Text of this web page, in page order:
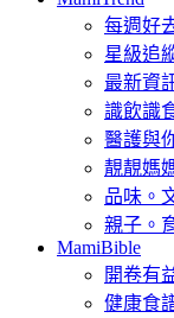
每週好
星級追
最新資
識飲識
醫護與
靚靚媽
品味。
親子。
MamiBible
開卷有
健康食